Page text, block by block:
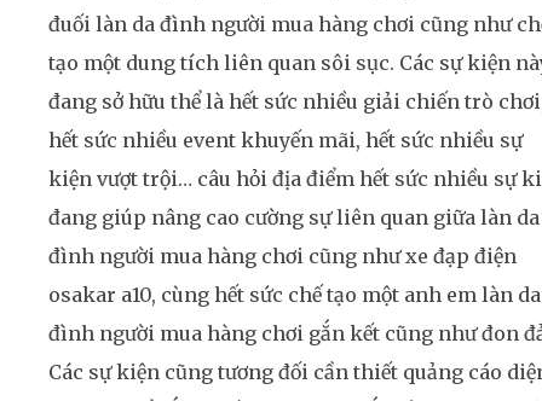
đuối làn da đình người mua hàng chơi cũng như
tạo một dung tích liên quan sôi sục. Các sự kiện
đang sở hữu thể là hết sức nhiều giải chiến trò
hết sức nhiều event khuyến mãi, hết sức nhiều sự
kiện vượt trội… câu hỏi địa điểm hết sức nhiều sự
đang giúp nâng cao cường sự liên quan giữa làn da
đình người mua hàng chơi cũng như xe đạp điện
osakar a10, cùng hết sức chế tạo một anh em làn da
đình người mua hàng chơi gắn kết cũng như đon
Các sự kiện cũng tương đối cần thiết quảng cáo